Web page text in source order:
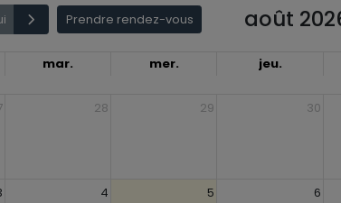
Prendre rendez-vous août
mar. mer. jeu.
28 29 30
4 5 6